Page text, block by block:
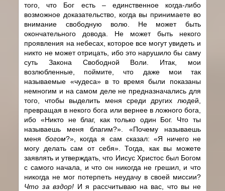
того, что Бог есть – единственное когда-либо
возможное доказательство, когда вы принимаете во
внимание свободную волю. Не может быть
окончательного довода. Не может быть некого
проявления на небесах, которое все могут увидеть и
никто не может отрицать, ибо это нарушило бы саму
суть Закона Свободной Воли. Итак, мои
возлюбленные, поймите, что даже мои так
называемые «чудеса» в то время были показаны
немногим и на самом деле не предназначались для
того, чтобы выделить меня среди других людей,
превращая в некого бога или вернее в ложного бога,
ибо «Никто не благ, как только один Бог. Что ты
называешь меня благим?». «Почему называешь
менябогом?», когда я сам сказал: «Я ничего не
могу делать сам от себя». Тогда, как вы можете
заявлять и утверждать, что Иисус Христос был Богом
с самого начала, и что он никогда не грешил, и что
никогда не мог потерпеть неудачу в своей миссии?
Что за вздор! И я рассчитываю на вас, что вы не